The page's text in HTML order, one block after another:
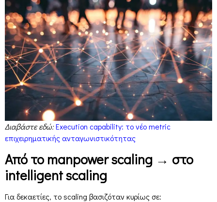
Διαβάστε εδώ:Execution capability: το νέο metric
επιχειρηματικής ανταγωνιστικότητας
Από το manpower scaling → στο
intelligent scaling
Για δεκαετίες, το scaling βασιζόταν κυρίως σε: